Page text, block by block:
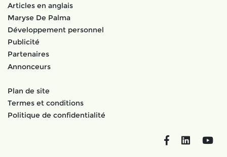
Articles en anglais
Maryse De Palma
Développement personnel
Publicité
Partenaires
Annonceurs
Plan de site
Termes et conditions
Politique de confidentialité
FacebookLinkedIn